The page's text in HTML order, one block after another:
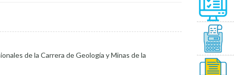
de la Carrera de Geología y Minas de la